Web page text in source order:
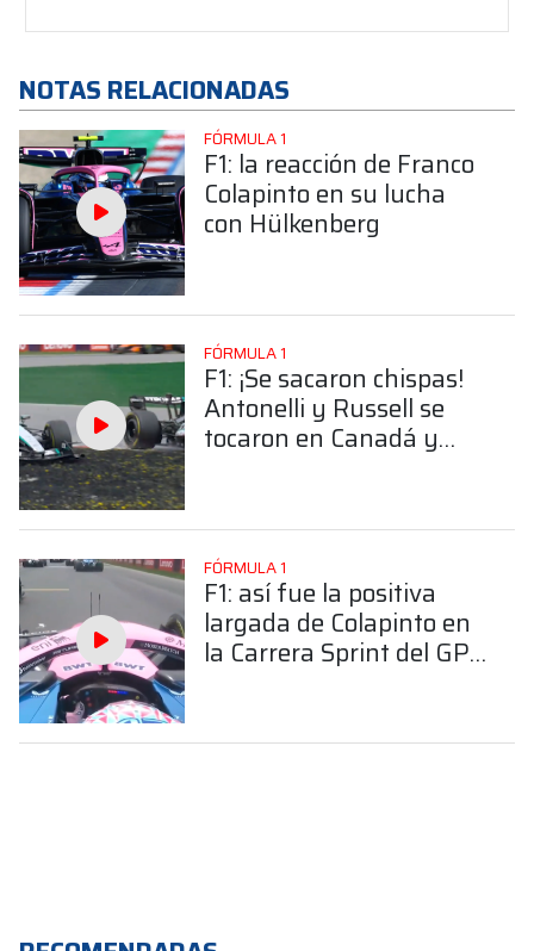
NOTAS RELACIONADAS
FÓRMULA 1
F1: la reacción de Franco
Colapinto en su lucha
con Hülkenberg
FÓRMULA 1
F1: ¡Se sacaron chispas!
Antonelli y Russell se
tocaron en Canadá y
FÓRMULA 1
F1: así fue la positiva
largada de Colapinto en
la Carrera Sprint del GP